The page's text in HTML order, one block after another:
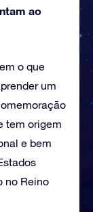
ao
o que
um
tem origem
e bem
no Reino